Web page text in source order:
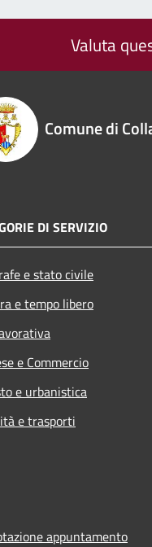
Valuta
Comune di
DI SERVIZIO
e stato civile
e tempo libero
e Commercio
e urbanistica
e trasporti
appuntamento